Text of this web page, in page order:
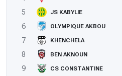
5
JS KABYLIE
6
OLYMPIQUE AKBOU
7
KHENCHELA
8
BEN AKNOUN
9
CS CONSTANTINE